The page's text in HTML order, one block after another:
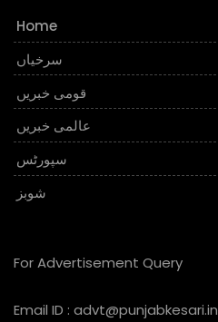
Home
سرخیاں
قومی خبریں
عالمی خبریں
سپورٹس
شوبز
For Advertisement Query
Email ID : advt@punjabkesari.in